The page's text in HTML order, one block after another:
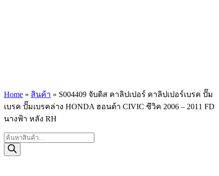
Home » สินค้า » S004409 จับดิส คาลิปเปอร์ คาลิปเปอร์เบรค ปั๊ม
เบรค ปั๊มเบรคล่าง HONDA ฮอนด้า CIVIC ซีวิค 2006 – 2011 FD
นางฟ้า หลัง RH
Products
search